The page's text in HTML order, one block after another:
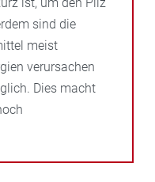
sind die
meist
verursachen
Dies macht